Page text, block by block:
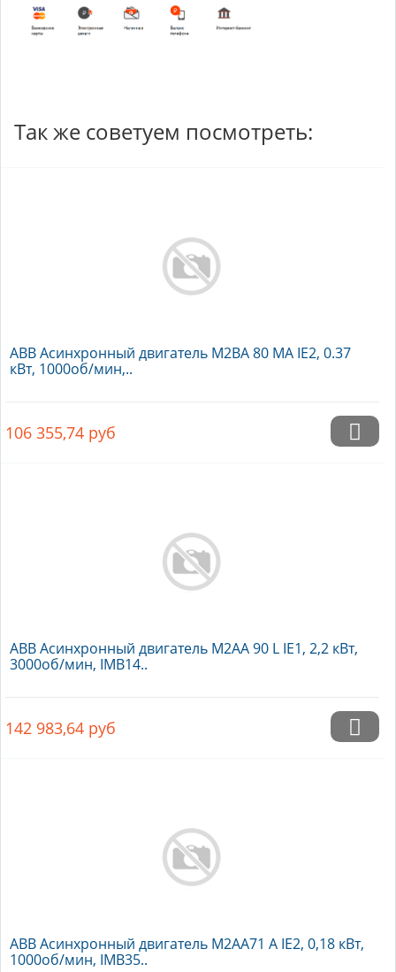
Так же советуем посмотреть:
ABB Асинхронный двигатель M2BA 80 MA IE2, 0.37
кВт, 1000об/мин,..
106 355,74 руб
ABB Асинхронный двигатель M2AA 90 L IE1, 2,2 кВт,
3000об/мин, IMB14..
142 983,64 руб
ABB Асинхронный двигатель M2AA71 A IE2, 0,18 кВт,
1000об/мин, IMB35..